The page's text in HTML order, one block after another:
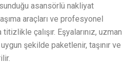
asansörlü nakliyat
araçları ve profesyonel
çalışır. Eşyalarınız, uzman
şekilde paketlenir, taşınır ve